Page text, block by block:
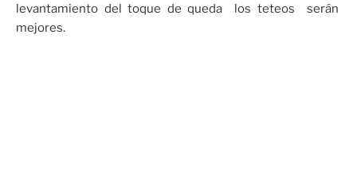
levantamiento del toque de queda los teteos serán
mejores.